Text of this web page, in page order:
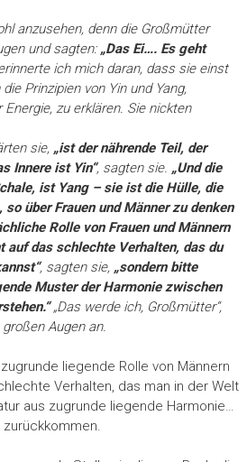
anzusehen, denn die Großmütter
und sagten: „Das Ei…. Es geht
ich mich daran, dass sie einst
Prinzipien von Yin und Yang,
zu erklären. Sie nickten
sie, „ist der nährende Teil, der
Innere ist Yin“, sagten sie. „Und die
ist Yang – sie ist die Hülle, die
über Frauen und Männer zu denken
Rolle von Frauen und Männern
auf das schlechte Verhalten, das du
, sagten sie, „sondern bitte
Muster der Harmonie zwischen
„Das werde ich, Großmütter“,
Augen an.
liegende Rolle von Männern
Verhalten, das man in der Welt
aus zugrunde liegende Harmonie…